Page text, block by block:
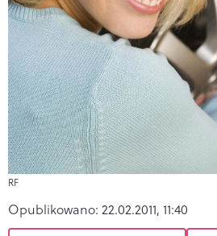
RF
Opublikowano: 22.02.2011, 11:40